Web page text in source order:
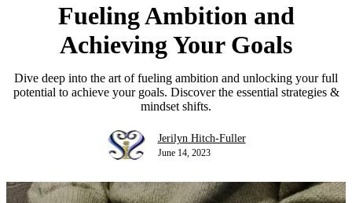
Fueling Ambition and
Achieving Your Goals
Dive deep into the art of fueling ambition and unlocking your full
potential to achieve your goals. Discover the essential strategies &
mindset shifts.
Jerilyn Hitch-Fuller
June 14, 2023